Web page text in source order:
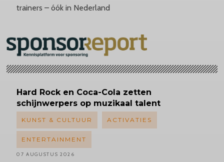
trainers – óók in Nederland
Hard Rock en Coca-Cola zetten
schijnwerpers op muzikaal talent
KUNST & CULTUUR ACTIVATIES
ENTERTAINMENT
07 AUGUSTUS 2026